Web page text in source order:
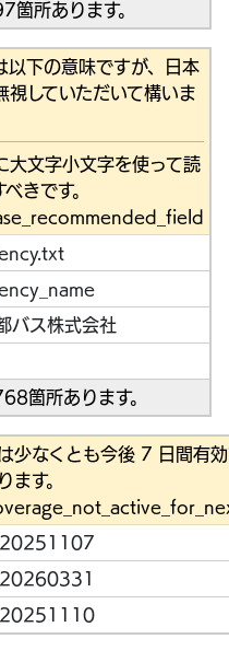
箇所あります。
以下の意味ですが、日本
視していただいて構いま
大文字小文字を使って読
きです。
バス株式会社
箇所あります。
少なくとも今後 7 日間有
ます。
20251107
20260331
20251110